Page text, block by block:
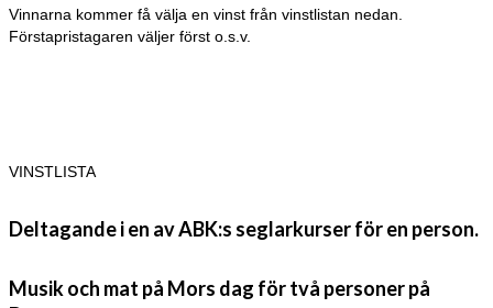
Vinnarna kommer få välja en vinst från vinstlistan nedan.
Förstapristagaren väljer först o.s.v.
VINSTLISTA
Deltagande i en av ABK:s seglarkurser för en person.
Musik och mat på Mors dag för två personer på